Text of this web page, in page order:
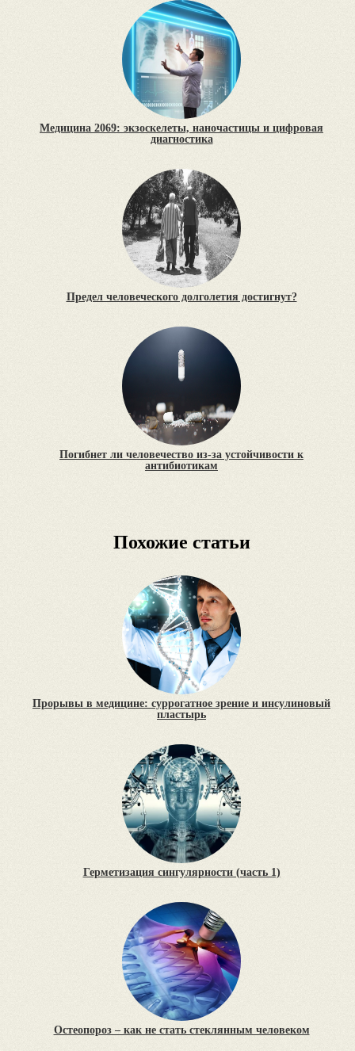
Медицина 2069: экзоскелеты, наночастицы и цифровая
диагностика
Предел человеческого долголетия достигнут?
Погибнет ли человечество из-за устойчивости к
антибиотикам
Похожие статьи
Прорывы в медицине: суррогатное зрение и инсулиновый
пластырь
Герметизация сингулярности (часть 1)
Остеопороз – как не стать стеклянным человеком